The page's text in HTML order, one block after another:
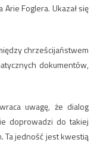
Foglera. Ukazał się
chrześcijaństwem
dokumentów,
uwagę, że dialog
doprowadzi do takiej
Ta jedność jest kwestią